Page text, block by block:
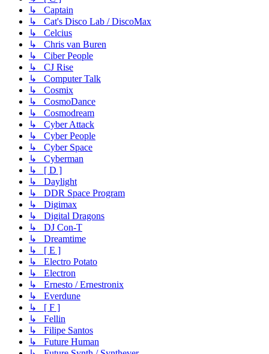
↳ Captain
↳ Cat's Disco Lab / DiscoMax
↳ Celcius
↳ Chris van Buren
↳ Ciber People
↳ CJ Rise
↳ Computer Talk
↳ Cosmix
↳ CosmoDance
↳ Cosmodream
↳ Cyber Attack
↳ Cyber People
↳ Cyber Space
↳ Cyberman
↳ [ D ]
↳ Daylight
↳ DDR Space Program
↳ Digimax
↳ Digital Dragons
↳ DJ Con-T
↳ Dreamtime
↳ [ E ]
↳ Electro Potato
↳ Electron
↳ Ernesto / Ernestronix
↳ Everdune
↳ [ F ]
↳ Fellin
↳ Filipe Santos
↳ Future Human